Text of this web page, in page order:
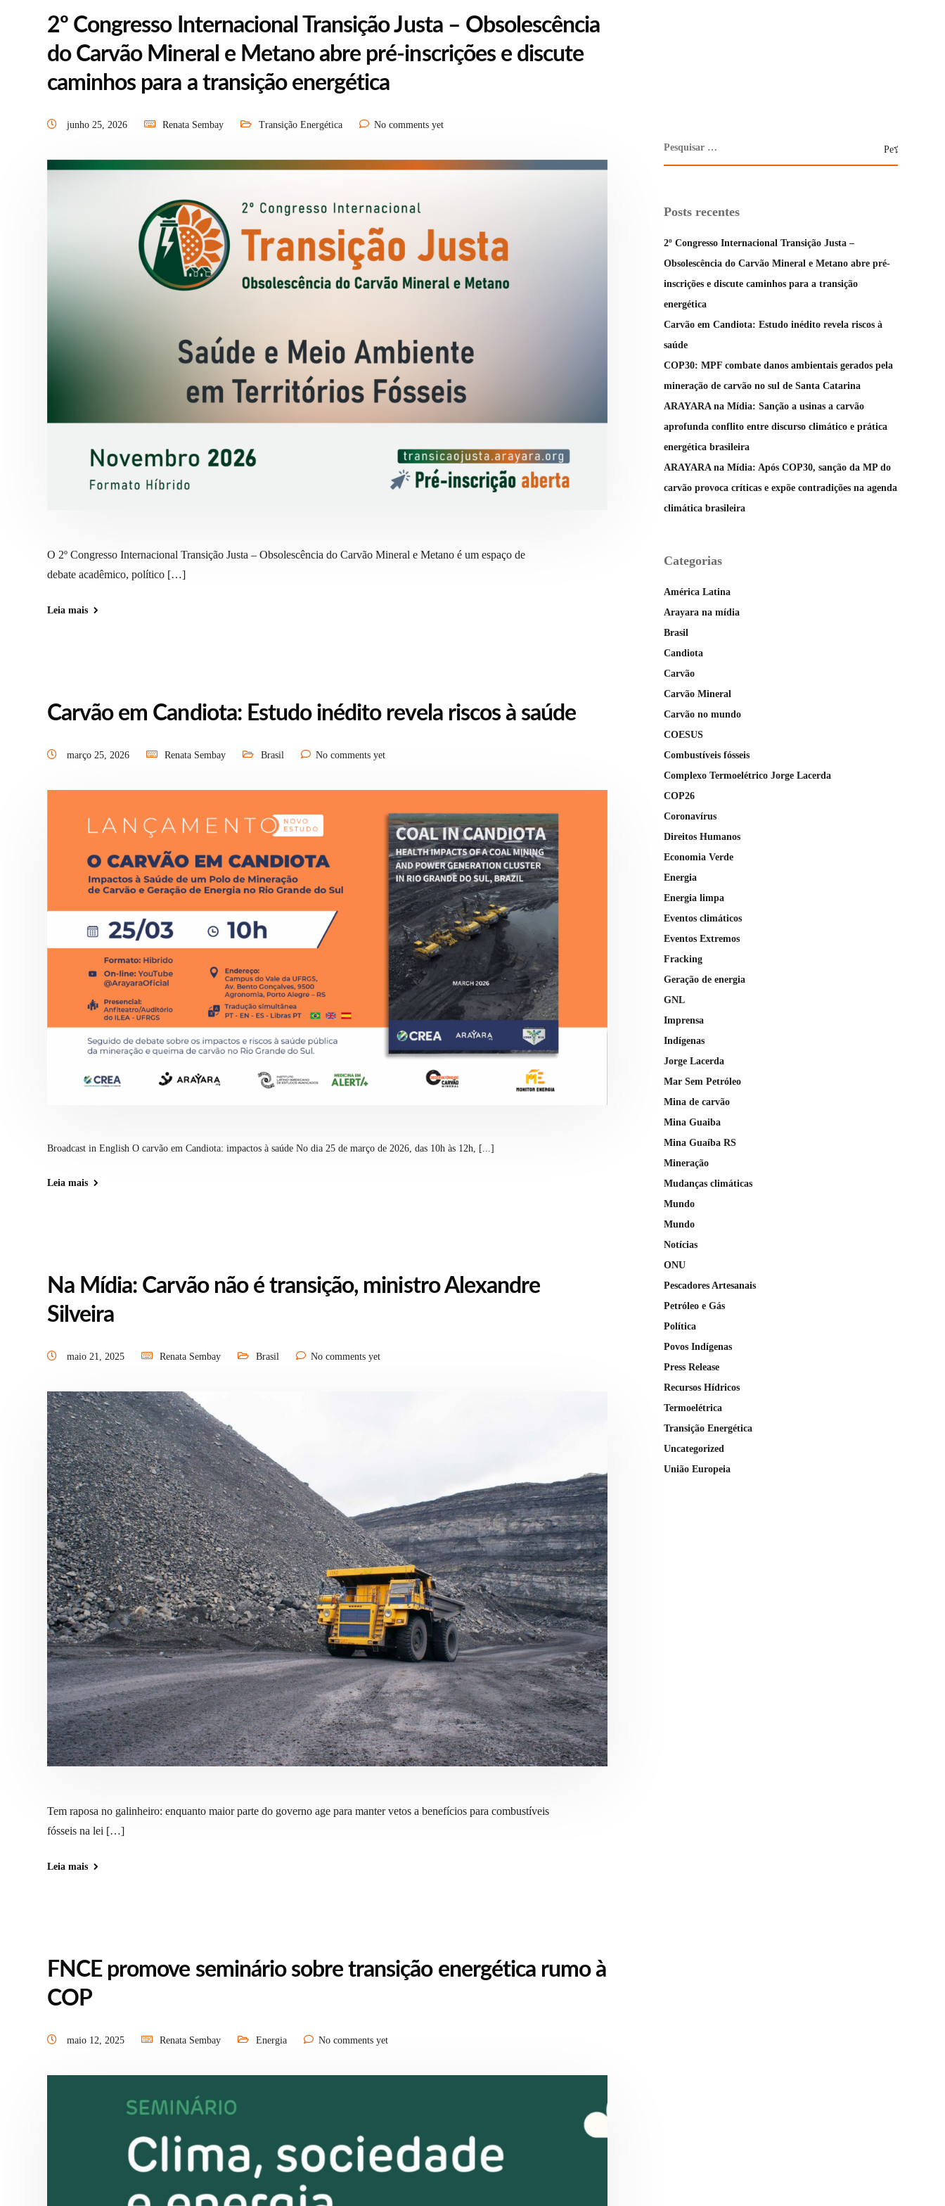
2º Congresso Internacional Transição Justa – Obsolescência
do Carvão Mineral e Metano abre pré-inscrições e discute
caminhos para a transição energética
junho 25, 2026 Renata Sembay Transição Energética No comments yet
O 2º Congresso Internacional Transição Justa – Obsolescência do Carvão Mineral e Metano é um espaço de
debate acadêmico, político […]
Leia mais
Carvão em Candiota: Estudo inédito revela riscos à saúde
março 25, 2026 Renata Sembay Brasil No comments yet
Broadcast in English O carvão em Candiota: impactos à saúde No dia 25 de março de 2026, das 10h às 12h, [...]
Leia mais
Na Mídia: Carvão não é transição, ministro Alexandre
Silveira
maio 21, 2025 Renata Sembay Brasil No comments yet
Tem raposa no galinheiro: enquanto maior parte do governo age para manter vetos a benefícios para combustíveis
fósseis na lei […]
Leia mais
FNCE promove seminário sobre transição energética rumo à
COP
maio 12, 2025 Renata Sembay Energia No comments yet
Posts recentes
2º Congresso Internacional Transição Justa –
Obsolescência do Carvão Mineral e Metano abre pré-
inscrições e discute caminhos para a transição
energética
Carvão em Candiota: Estudo inédito revela riscos à
saúde
COP30: MPF combate danos ambientais gerados pela
mineração de carvão no sul de Santa Catarina
ARAYARA na Mídia: Sanção a usinas a carvão
aprofunda conflito entre discurso climático e prática
energética brasileira
ARAYARA na Mídia: Após COP30, sanção da MP do
carvão provoca críticas e expõe contradições na agenda
climática brasileira
Categorias
América Latina
Arayara na mídia
Brasil
Candiota
Carvão
Carvão Mineral
Carvão no mundo
COESUS
Combustíveis fósseis
Complexo Termoelétrico Jorge Lacerda
COP26
Coronavírus
Direitos Humanos
Economia Verde
Energia
Energia limpa
Eventos climáticos
Eventos Extremos
Fracking
Geração de energia
GNL
Imprensa
Indígenas
Jorge Lacerda
Mar Sem Petróleo
Mina de carvão
Mina Guaiba
Mina Guaíba RS
Mineração
Mudanças climáticas
Mundo
Mundo
Notícias
ONU
Pescadores Artesanais
Petróleo e Gás
Política
Povos Indígenas
Press Release
Recursos Hídricos
Termoelétrica
Transição Energética
Uncategorized
União Europeia